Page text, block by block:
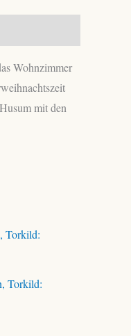
Wohnzimmer
mit den
Torkild: